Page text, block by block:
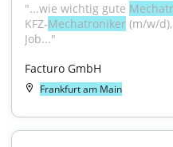
"...wie wichtig gute
KFZ‑Mechatroniker (m/w/
Job..."
Facturo GmbH
Frankfurt am Main